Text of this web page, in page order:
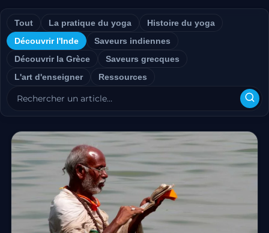
Tout La pratique du yoga
Histoire du yoga
Découvrir l'Inde
Saveurs indiennes
Découvrir la Grèce
Saveurs grecques
L'art d'enseigner
Ressources